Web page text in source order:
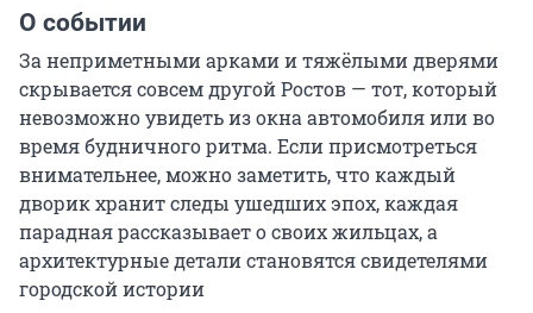
О событии
За неприметными арками и тяжёлыми дверями
скрывается совсем другой Ростов — тот, который
невозможно увидеть из окна автомобиля или во
время будничного ритма. Если присмотреться
внимательнее, можно заметить, что каждый
дворик хранит следы ушедших эпох, каждая
парадная рассказывает о своих жильцах, а
архитектурные детали становятся свидетелями
городской истории